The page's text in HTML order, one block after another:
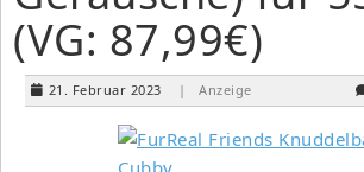
(VG: 87,99€)
21. Februar 2023 | Anzeige